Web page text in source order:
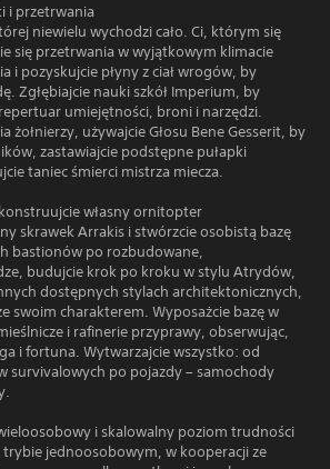
i przetrwania
niewielu wychodzi cało. Ci, którym się
się przetrwania w wyjątkowym klimacie
i pozyskujcie płyny z ciał wrogów, by
Zgłębiajcie nauki szkół Imperium, by
umiejętności, broni i narzędzi.
żołnierzy, używajcie Głosu Bene Gesserit, by
zastawiajcie podstępne pułapki
taniec śmierci mistrza miecza.
własny ornitopter
skrawek Arrakis i stwórzcie osobistą bazę
bastionów po rozbudowane,
budujcie krok po kroku w stylu Atrydów,
dostępnych stylach architektonicznych,
swoim charakterem. Wyposażcie bazę w
i rafinerie przyprawy, obserwując,
i fortuna. Wytwarzajcie wszystko: od
survivalowych po pojazdy – samochody
i skalowalny poziom trudności
trybie jednoosobowym, w kooperacji ze